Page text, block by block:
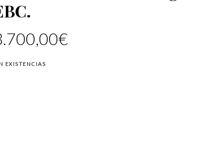
€
EXISTENCIAS